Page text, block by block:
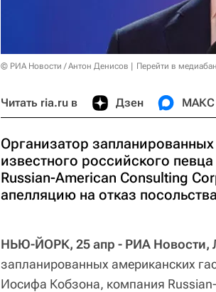
© РИА Новости / Антон Денисов Перейти в
Читать ria.ru в Дзен МАКС
Организатор
известного российского
Russian-American Consulting
апелляцию на отказ
НЬЮ-ЙОРК, 25 апр - РИА Новости,
запланированных американских
Иосифа Кобзона, компания